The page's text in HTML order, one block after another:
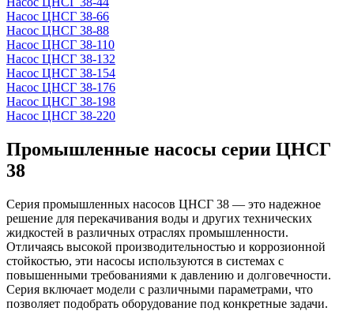
Насос ЦНСГ 38-66
Насос ЦНСГ 38-88
Насос ЦНСГ 38-110
Насос ЦНСГ 38-132
Насос ЦНСГ 38-154
Насос ЦНСГ 38-176
Насос ЦНСГ 38-198
Насос ЦНСГ 38-220
Промышленные насосы серии ЦНСГ
38
Серия промышленных насосов ЦНСГ 38 — это надежное
решение для перекачивания воды и других технических
жидкостей в различных отраслях промышленности.
Отличаясь высокой производительностью и коррозионной
стойкостью, эти насосы используются в системах с
повышенными требованиями к давлению и долговечности.
Серия включает модели с различными параметрами, что
позволяет подобрать оборудование под конкретные задачи.